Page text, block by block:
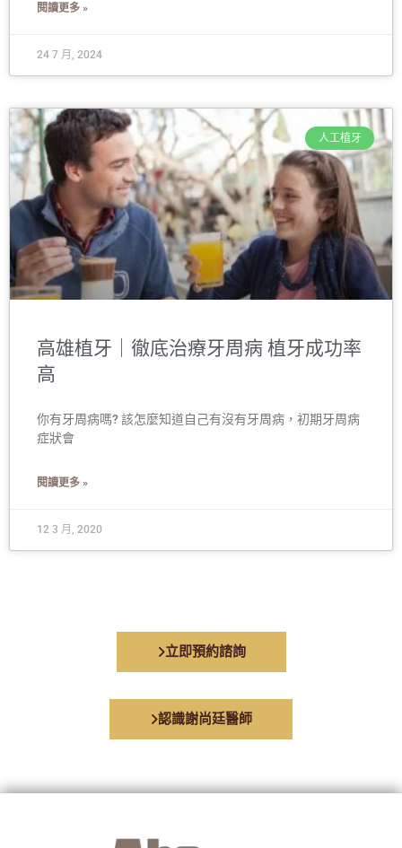
閱讀更多 »
24 7 月, 2024
人工植牙
高雄植牙｜徹底治療牙周病 植牙成功率
高
你有牙周病嗎? 該怎麼知道自己有沒有牙周病，初期牙周病
症狀會
閱讀更多 »
12 3 月, 2020
立即預約諮詢
認識謝尚廷醫師